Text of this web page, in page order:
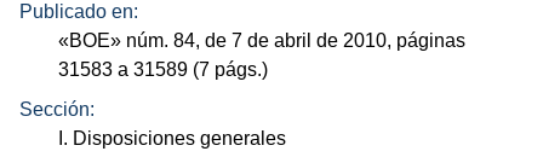
Publicado en:
«BOE» núm. 84, de 7 de abril de 2010, páginas
31583 a 31589 (7 págs.)
Sección:
I. Disposiciones generales